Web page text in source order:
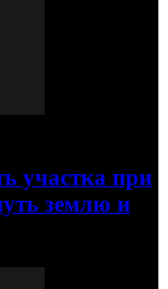
участка при
землю и